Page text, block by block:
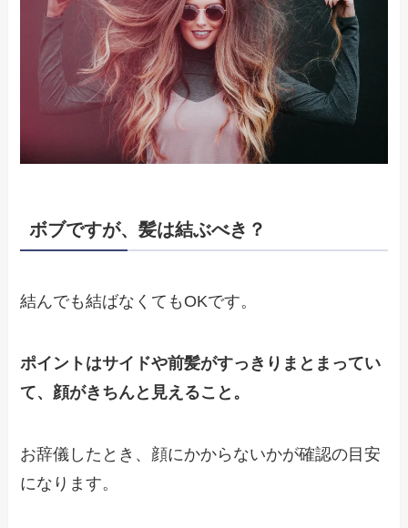
ボブですが、髪は結ぶべき？
結んでも結ばなくてもOKです。
ポイントはサイドや前髪がすっきりまとまってい
て、顔がきちんと見えること。
お辞儀したとき、顔にかからないかが確認の目安
になります。